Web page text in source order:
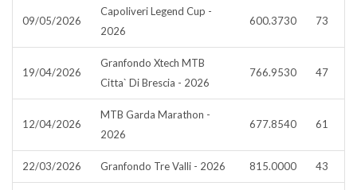
09/05/2026
Capoliveri Legend Cup -
2026
600.3730 73
19/04/2026
Granfondo Xtech MTB
Citta` Di Brescia - 2026
766.9530 47
12/04/2026
MTB Garda Marathon -
2026
677.8540 61
22/03/2026 Granfondo Tre Valli - 2026 815.0000 43